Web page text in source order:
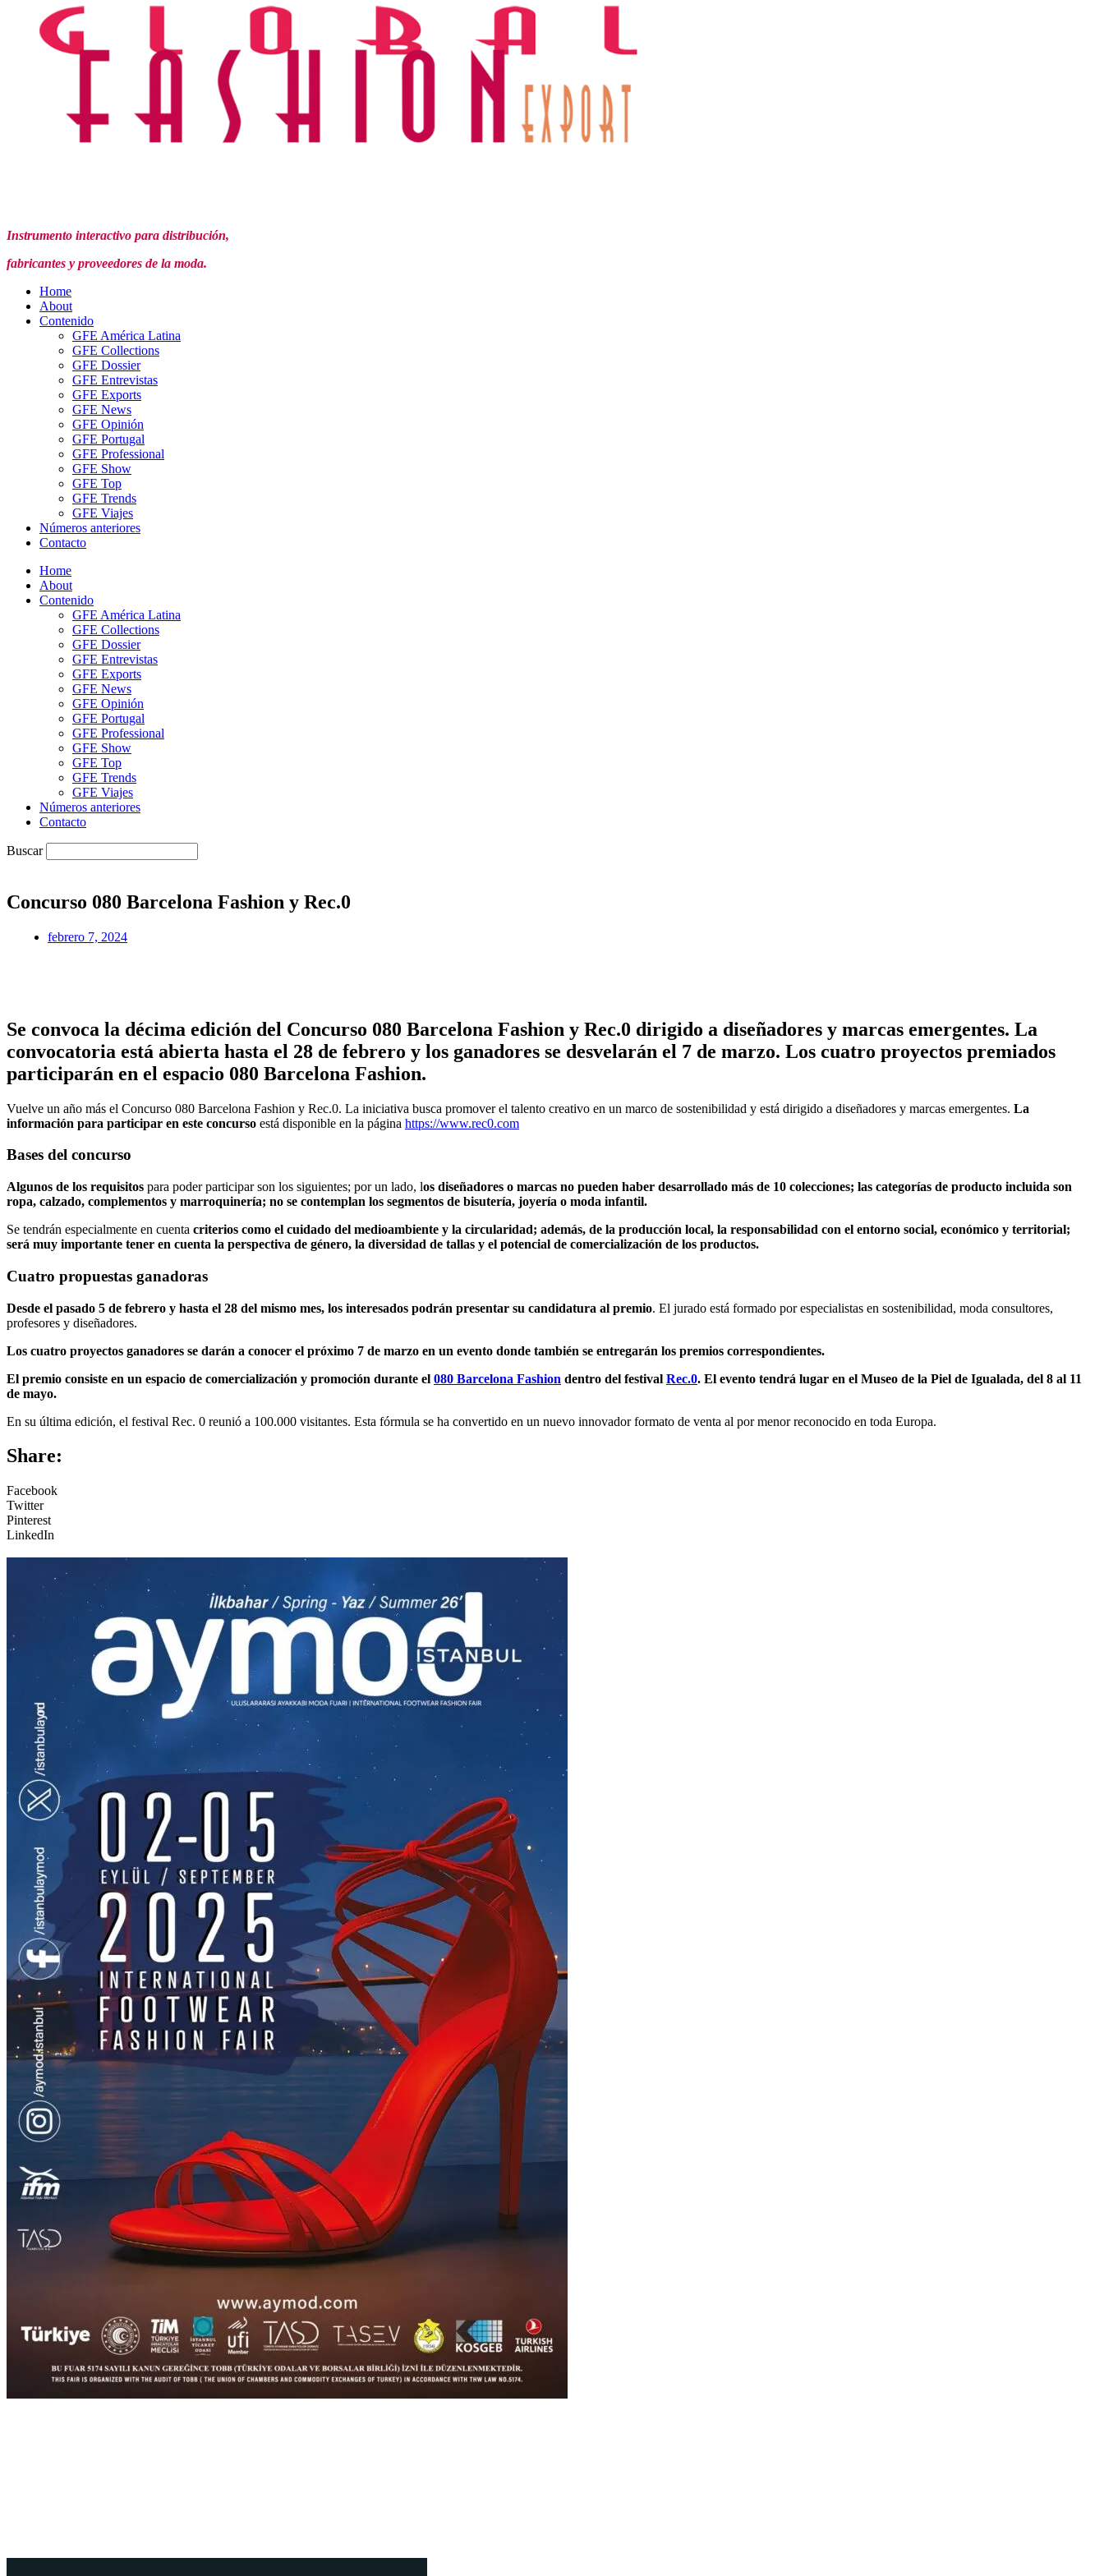
Instrumento interactivo para distribución,
fabricantes y proveedores de la moda.
Home
About
Contenido
GFE América Latina
GFE Collections
GFE Dossier
GFE Entrevistas
GFE Exports
GFE News
GFE Opinión
GFE Portugal
GFE Professional
GFE Show
GFE Top
GFE Trends
GFE Viajes
Números anteriores
Contacto
Home
About
Contenido
GFE América Latina
GFE Collections
GFE Dossier
GFE Entrevistas
GFE Exports
GFE News
GFE Opinión
GFE Portugal
GFE Professional
GFE Show
GFE Top
GFE Trends
GFE Viajes
Números anteriores
Contacto
Buscar
Concurso 080 Barcelona Fashion y Rec.0
febrero 7, 2024
Se convoca la décima edición del Concurso 080 Barcelona Fashion y Rec.0 dirigido a diseñadores y marcas emergentes. La
convocatoria está abierta hasta el 28 de febrero y los ganadores se desvelarán el 7 de marzo. Los cuatro proyectos premiados
participarán en el espacio 080 Barcelona Fashion.
Vuelve un año más el Concurso 080 Barcelona Fashion y Rec.0. La iniciativa busca promover el talento creativo en un marco de sostenibilidad y está dirigido a diseñadores y marcas emergentes. La
información para participar en este concurso está disponible en la página https://www.rec0.com
Bases del concurso
Algunos de los requisitos para poder participar son los siguientes; por un lado, los diseñadores o marcas no pueden haber desarrollado más de 10 colecciones; las categorías de producto incluida son
ropa, calzado, complementos y marroquinería; no se contemplan los segmentos de bisutería, joyería o moda infantil.
Se tendrán especialmente en cuenta criterios como el cuidado del medioambiente y la circularidad; además, de la producción local, la responsabilidad con el entorno social, económico y territorial;
será muy importante tener en cuenta la perspectiva de género, la diversidad de tallas y el potencial de comercialización de los productos.
Cuatro propuestas ganadoras
Desde el pasado 5 de febrero y hasta el 28 del mismo mes, los interesados podrán presentar su candidatura al premio. El jurado está formado por especialistas en sostenibilidad, moda consultores,
profesores y diseñadores.
Los cuatro proyectos ganadores se darán a conocer el próximo 7 de marzo en un evento donde también se entregarán los premios correspondientes.
El premio consiste en un espacio de comercialización y promoción durante el 080 Barcelona Fashion dentro del festival Rec.0. El evento tendrá lugar en el Museo de la Piel de Igualada, del 8 al 11
de mayo.
En su última edición, el festival Rec. 0 reunió a 100.000 visitantes. Esta fórmula se ha convertido en un nuevo innovador formato de venta al por menor reconocido en toda Europa.
Share:
Facebook
Twitter
Pinterest
LinkedIn